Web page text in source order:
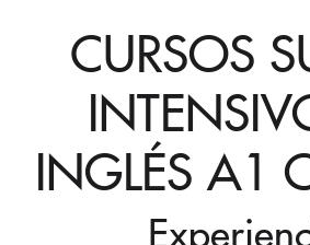
CURSOS
INGLÉS A1